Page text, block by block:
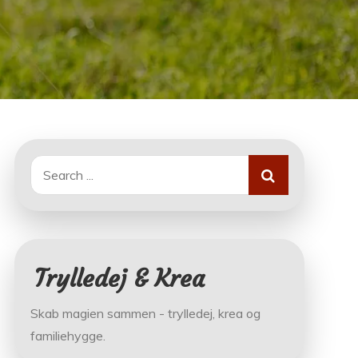
Search
for:
Trylledej & Krea
Skab magien sammen - trylledej, krea og
familiehygge.